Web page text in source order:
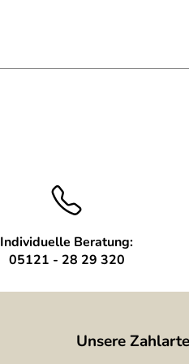
Individuelle Beratung:
05121 - 28 29 320
Unsere